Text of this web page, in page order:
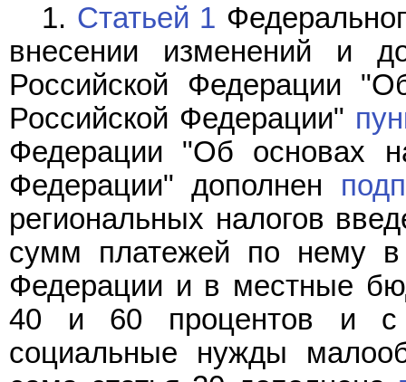
1. Статьей 1
внесении изменений и
Российской Федерации
Российской Федерации"
Федерации "Об основах
Федерации" дополнен
региональных налогов
сумм платежей по нему в
Федерации и в местные
40 и 60 процентов и с
социальные нужды